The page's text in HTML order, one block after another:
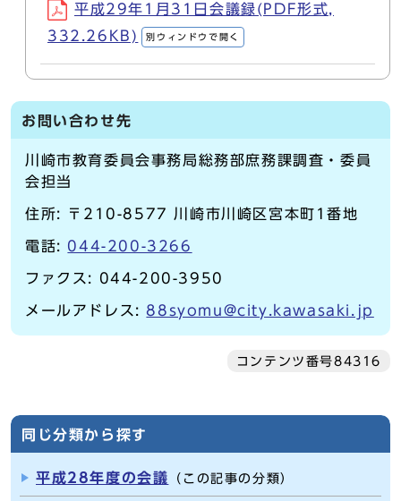
平成29年1月31日会議録(PDF形式,
332.26KB)
別ウィンドウで開く
お問い合わせ先
川崎市教育委員会事務局総務部庶務課調査・委員
会担当
住所: 〒210-8577 川崎市川崎区宮本町1番地
電話: 044-200-3266
ファクス: 044-200-3950
メールアドレス:88syomu@city.kawasaki.jp
コンテンツ番号84316
同じ分類から探す
平成28年度の会議 （この記事の分類）